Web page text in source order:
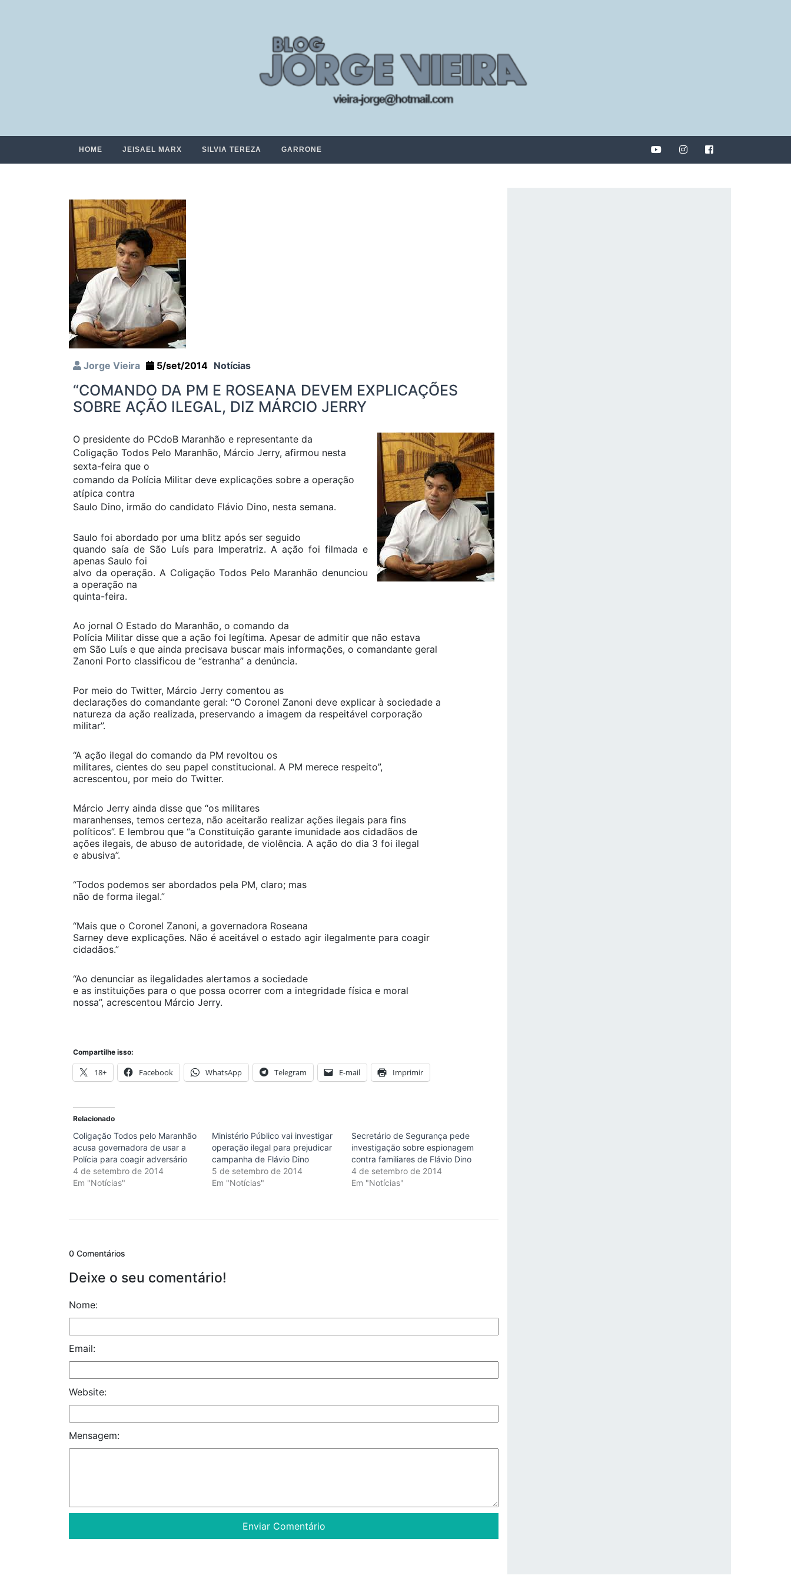
HOME JEISAEL MARX SILVIA TEREZA GARRONE
Jorge Vieira 5/set/2014 Notícias
“COMANDO DA PM E ROSEANA DEVEM EXPLICAÇÕES
SOBRE AÇÃO ILEGAL, DIZ MÁRCIO JERRY
O presidente do PCdoB Maranhão e representante da
Coligação Todos Pelo Maranhão, Márcio Jerry, afirmou nesta
sexta-feira que o
comando da Polícia Militar deve explicações sobre a operação
atípica contra
Saulo Dino, irmão do candidato Flávio Dino, nesta semana.
Saulo foi abordado por uma blitz após ser seguido
quando saía de São Luís para Imperatriz. A ação foi filmada e
apenas Saulo foi
alvo da operação. A Coligação Todos Pelo Maranhão denunciou
a operação na
quinta-feira.
Ao jornal O Estado do Maranhão, o comando da
Polícia Militar disse que a ação foi legítima. Apesar de admitir que não estava
em São Luís e que ainda precisava buscar mais informações, o comandante geral
Zanoni Porto classificou de “estranha” a denúncia.
Por meio do Twitter, Márcio Jerry comentou as
declarações do comandante geral: “O Coronel Zanoni deve explicar à sociedade a
natureza da ação realizada, preservando a imagem da respeitável corporação
militar”.
“A ação ilegal do comando da PM revoltou os
militares, cientes do seu papel constitucional. A PM merece respeito”,
acrescentou, por meio do Twitter.
Márcio Jerry ainda disse que “os militares
maranhenses, temos certeza, não aceitarão realizar ações ilegais para fins
políticos”. E lembrou que “a Constituição garante imunidade aos cidadãos de
ações ilegais, de abuso de autoridade, de violência. A ação do dia 3 foi ilegal
e abusiva”.
“Todos podemos ser abordados pela PM, claro; mas
não de forma ilegal.”
“Mais que o Coronel Zanoni, a governadora Roseana
Sarney deve explicações. Não é aceitável o estado agir ilegalmente para coagir
cidadãos.”
“Ao denunciar as ilegalidades alertamos a sociedade
e as instituições para o que possa ocorrer com a integridade física e moral
nossa”, acrescentou Márcio Jerry.
Compartilhe isso:
18+ Facebook WhatsApp Telegram E-mail Imprimir
Relacionado
Coligação Todos pelo Maranhão
acusa governadora de usar a
Polícia para coagir adversário
4 de setembro de 2014
Em "Notícias"
Ministério Público vai investigar
operação ilegal para prejudicar
campanha de Flávio Dino
5 de setembro de 2014
Em "Notícias"
Secretário de Segurança pede
investigação sobre espionagem
contra familiares de Flávio Dino
4 de setembro de 2014
Em "Notícias"
0 Comentários
Deixe o seu comentário!
Nome:
Email:
Website:
Mensagem: